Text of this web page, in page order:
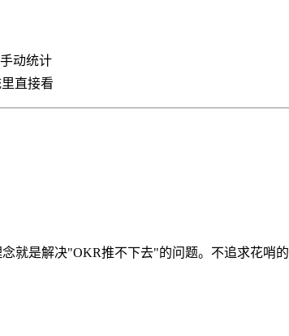
动统计
直接看
念就是解决"OKR推不下去"的问题。不追求花哨